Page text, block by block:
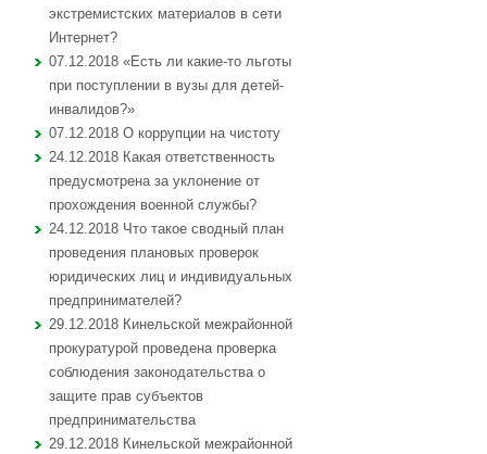
экстремистских материалов в сети
Интернет?
07.12.2018 «Есть ли какие-то льготы
при поступлении в вузы для детей-
инвалидов?»
07.12.2018 О коррупции на чистоту
24.12.2018 Какая ответственность
предусмотрена за уклонение от
прохождения военной службы?
24.12.2018 Что такое сводный план
проведения плановых проверок
юридических лиц и индивидуальных
предпринимателей?
29.12.2018 Кинельской межрайонной
прокуратурой проведена проверка
соблюдения законодательства о
защите прав субъектов
предпринимательства
29.12.2018 Кинельской межрайонной